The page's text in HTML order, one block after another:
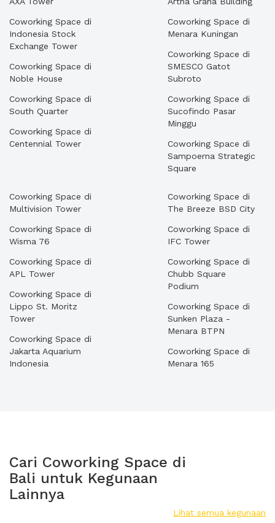
Coworking Space di
Indonesia Stock
Exchange Tower
Coworking Space di
Noble House
Coworking Space di
South Quarter
Coworking Space di
Centennial Tower
Coworking Space di
Menara Kuningan
Coworking Space di
SMESCO Gatot
Subroto
Coworking Space di
Sucofindo Pasar
Minggu
Coworking Space di
Sampoerna Strategic
Square
Coworking Space di
Multivision Tower
Coworking Space di
Wisma 76
Coworking Space di
APL Tower
Coworking Space di
Lippo St. Moritz
Tower
Coworking Space di
Jakarta Aquarium
Indonesia
Coworking Space di
The Breeze BSD City
Coworking Space di
IFC Tower
Coworking Space di
Chubb Square
Podium
Coworking Space di
Sunken Plaza -
Menara BTPN
Coworking Space di
Menara 165
Cari Coworking Space di
Bali untuk Kegunaan
Lainnya
Lihat semua kegunaan